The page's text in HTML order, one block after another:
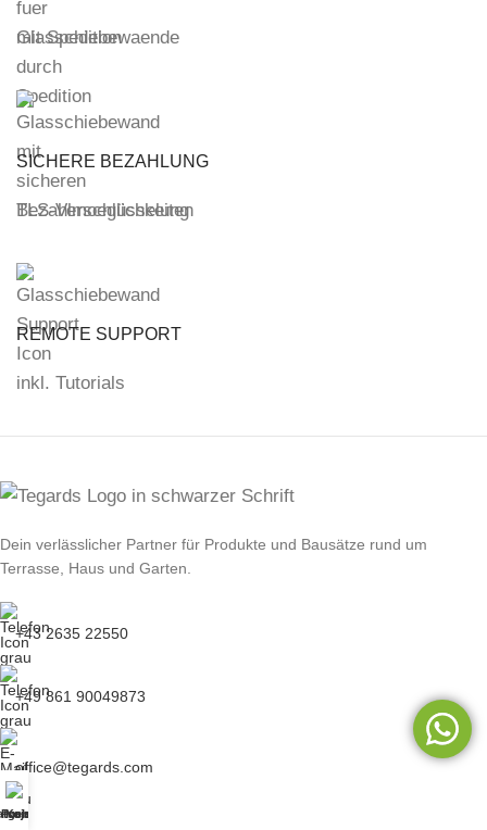
mit Spedition
SICHERE BEZAHLUNG
TLS-Verschlüsselung
REMOTE SUPPORT
inkl. Tutorials
Dein verlässlicher Partner für Produkte und Bausätze rund um
Terrasse, Haus und Garten.
+43 2635 22550
+49 861 90049873
office@tegards.com
Projekte
Kontakt